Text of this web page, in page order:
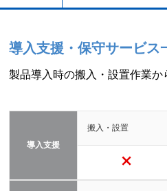
導入支援・保守サービス
製品導入時の搬入・設置作業
導入支援
搬入・設置